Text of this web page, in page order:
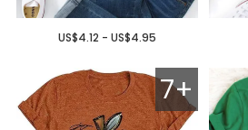
US$4.12 - US$4.95
7+